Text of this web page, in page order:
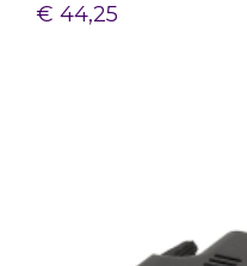
€ 44,25